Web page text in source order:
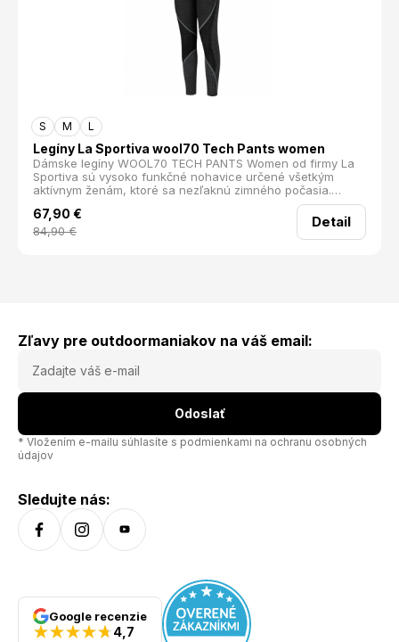
S M L
Legíny La Sportiva wool70 Tech Pants women
Dámske legíny WOOL70 TECH PANTS Women od firmy La
Sportiva sú vysoko funkčné nohavice určené všetkým
aktívnym ženám, ktoré sa nezľaknú zimného počasia.
Vysoko kvalitná Merino vlna a konštrukčné technológie
Knit_Tech PRO™ poskytujú dokonalú termoreguláciu.
Štruktúry tkaniny maximalizujú výmenu vzduchu a uľahčujú
odparovanie potu. Antibakteriálna úprava Polygiene®
Polypropylen, 10% Recyklovaný polyamid
67,90 €
84,90€
Detail
Zľavy pre outdoormaniakov na váš email:
Odoslať
* Vložením e-mailu súhlasíte s podmienkami na ochranu osobných
údajov
Sledujte nás:
Google recenzie
4,7